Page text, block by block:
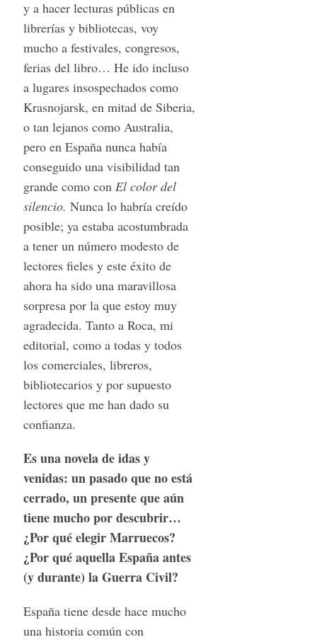
y a hacer lecturas públicas en
librerías y bibliotecas, voy
mucho a festivales, congresos,
ferias del libro… He ido incluso
a lugares insospechados como
Krasnojarsk, en mitad de Siberia,
o tan lejanos como Australia,
pero en España nunca había
conseguido una visibilidad tan
grande como con El color del
silencio. Nunca lo habría creído
posible; ya estaba acostumbrada
a tener un número modesto de
lectores fieles y este éxito de
ahora ha sido una maravillosa
sorpresa por la que estoy muy
agradecida. Tanto a Roca, mi
editorial, como a todas y todos
los comerciales, libreros,
bibliotecarios y por supuesto
lectores que me han dado su
confianza.
Es una novela de idas y
venidas: un pasado que no está
cerrado, un presente que aún
tiene mucho por descubrir…
¿Por qué elegir Marruecos?
¿Por qué aquella España antes
(y durante) la Guerra Civil?
España tiene desde hace mucho
una historia común con